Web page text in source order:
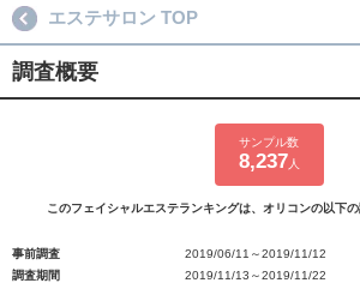
エステサロン TOP
調査概要
サンプル数
8,237 人
このフェイシャルエステランキングは、オリコンの以下の
事前調査
2019/06/11～2019/11/12
調査期間
2019/11/13～2019/11/22